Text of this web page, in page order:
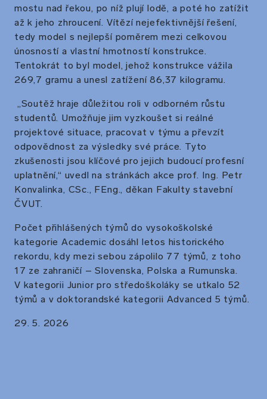
mostu nad řekou, po níž plují lodě, a poté ho zatížit
až k jeho zhroucení. Vítězí nejefektivnější řešení,
tedy model s nejlepší poměrem mezi celkovou
únosností a vlastní hmotností konstrukce.
Tentokrát to byl model, jehož konstrukce vážila
269,7 gramu a unesl zatížení 86,37 kilogramu.
„Soutěž hraje důležitou roli v odborném růstu
studentů. Umožňuje jim vyzkoušet si reálné
projektové situace, pracovat v týmu a převzít
odpovědnost za výsledky své práce. Tyto
zkušenosti jsou klíčové pro jejich budoucí profesní
uplatnění,“ uvedl na stránkách akce prof. Ing. Petr
Konvalinka, CSc., FEng., děkan Fakulty stavební
ČVUT.
Počet přihlášených týmů do vysokoškolské
kategorie Academic dosáhl letos historického
rekordu, kdy mezi sebou zápolilo 77 týmů, z toho
17 ze zahraničí – Slovenska, Polska a Rumunska.
V kategorii Junior pro středoškoláky se utkalo 52
týmů a v doktorandské kategorii Advanced 5 týmů.
29. 5. 2026